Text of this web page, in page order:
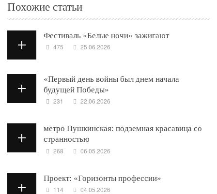
Похожие статьи
Фестиваль «Белые ночи» зажигают
475 25.06.2026
«Первый день войны был днем начала
будущей Победы»
231 22.06.2026
метро Пушкинская: подземная красавица со
странностью
268 06.05.2026
Проект: «Горизонты профессии»
114 04.05.2026